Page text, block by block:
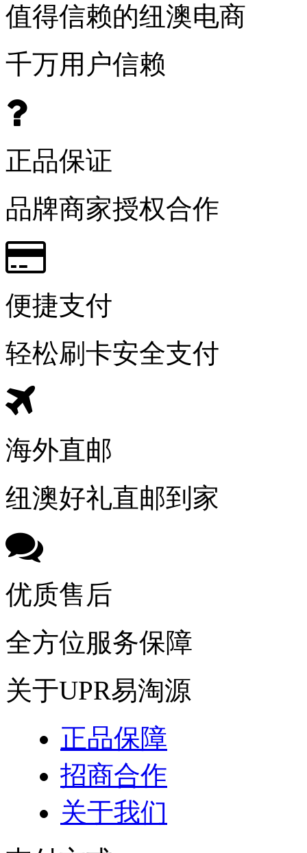
值得信赖的纽澳电商
千万用户信赖
正品保证
品牌商家授权合作
便捷支付
轻松刷卡安全支付
海外直邮
纽澳好礼直邮到家
优质售后
全方位服务保障
关于UPR易淘源
正品保障
招商合作
关于我们